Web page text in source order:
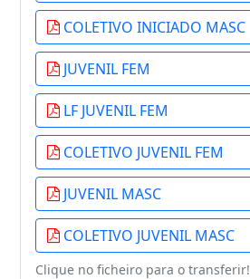
COLETIVO INICIADO MASC
JUVENIL FEM
LF JUVENIL FEM
COLETIVO JUVENIL FEM
JUVENIL MASC
COLETIVO JUVENIL MASC
Clique no ficheiro para o transferir!